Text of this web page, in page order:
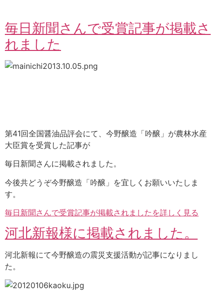
毎日新聞さんで受賞記事が掲載さ
れました
第41回全国醤油品評会にて、今野醸造「吟醸」が農林水産
大臣賞を受賞した記事が
毎日新聞さんに掲載されました。
今後共どうぞ今野醸造「吟醸」を宜しくお願いいたしま
す。
毎日新聞さんで受賞記事が掲載されましたを詳しく見る
河北新報様に掲載されました。
河北新報にて今野醸造の震災支援活動が記事になりまし
た。